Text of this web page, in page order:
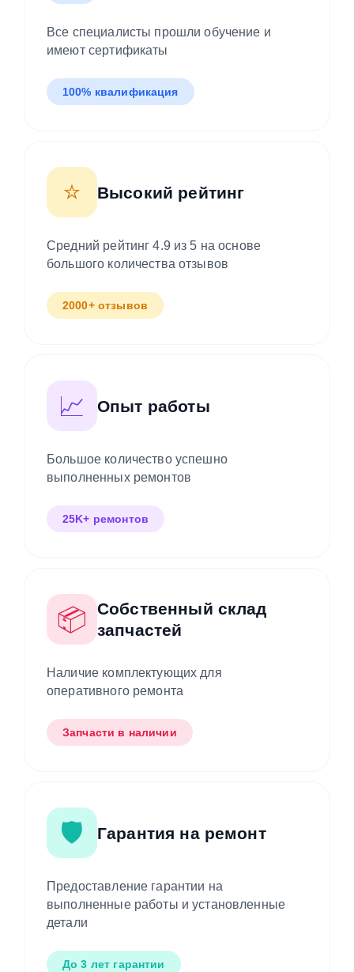
Все специалисты прошли обучение и
имеют сертификаты
100% квалификация
⭐ Высокий рейтинг
Средний рейтинг 4.9 из 5 на основе
большого количества отзывов
2000+ отзывов
📈 Опыт работы
Большое количество успешно
выполненных ремонтов
25K+ ремонтов
📦
Собственный склад
запчастей
Наличие комплектующих для
оперативного ремонта
Запчасти в наличии
🛡️ Гарантия на ремонт
Предоставление гарантии на
выполненные работы и установленные
детали
До 3 лет гарантии